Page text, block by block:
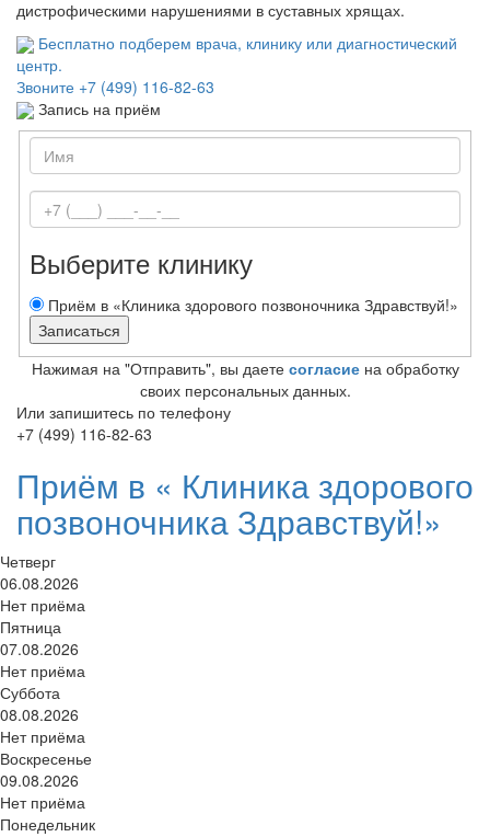
дистрофическими нарушениями в суставных хрящах.
Бесплатно подберем врача, клинику или диагностический
центр.
Звоните +7 (499) 116-82-63
Запись на приём
Выберите клинику
Приём в «Клиника здорового позвоночника Здравствуй!»
Нажимая на "Отправить", вы даете согласиена обработку
своих персональных данных.
Или запишитесь по телефону
+7 (499) 116-82-63
Приём в « Клиника здорового
позвоночника Здравствуй!»
Четверг
06.08.2026
Нет приёма
Пятница
07.08.2026
Нет приёма
Суббота
08.08.2026
Нет приёма
Воскресенье
09.08.2026
Нет приёма
Понедельник